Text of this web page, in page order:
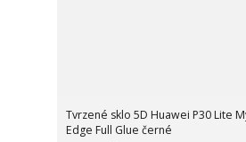
Tvrzené sklo 5D Huawei P30 Lite
Edge Full Glue černé